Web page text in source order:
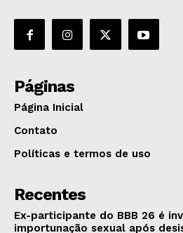
Páginas
Página Inicial
Contato
Políticas e termos de uso
Recentes
Ex-participante do BBB 26 é
importunação sexual após